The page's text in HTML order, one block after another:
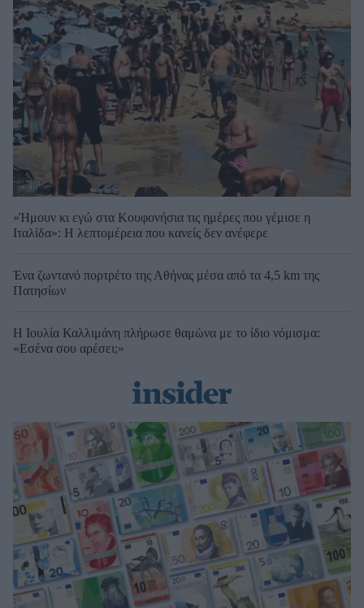
«Ήμουν κι εγώ στα Κουφονήσια τις ημέρες που γέμισε η
Ιταλίδα»: Η λεπτομέρεια που κανείς δεν ανέφερε
Ένα ζωντανό πορτρέτο της Αθήνας μέσα από τα 4,5 km της
Πατησίων
Η Ιουλία Καλλιμάνη πλήρωσε θαμώνα με το ίδιο νόμισμα:
«Εσένα σου αρέσει;»